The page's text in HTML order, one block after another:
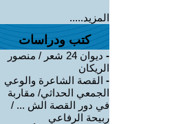
المزيد.....
كتب ودراسات
-
ديوان 24 شعر / منصور
الريكان
- القصة الشاعرة والوعي
الجمعي الحداثي/ مقاربة
في دور القصة الش ... /
ربيحة الرفاعي